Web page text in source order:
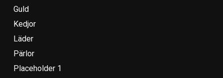
Guld
Kedjor
Läder
Pärlor
Placeholder 1